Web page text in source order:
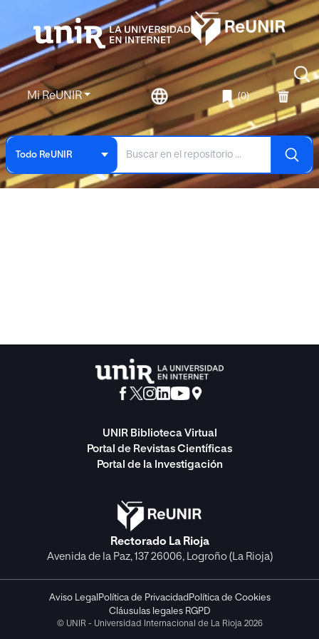
Mi ReUNIR (0)
Todo ReUNIR
UNIR Biblioteca Virtual
Portal de Revistas Científicas
Portal de la Investigación
Rectorado La Rioja
Avenida de la Paz, 137 26006, Logroño (La Rioja)
Aviso Legal Política de Privacidad Política de Cookies
Cláusulas legales RGPD
© UNIR - Universidad Internacional de La Rioja 2026